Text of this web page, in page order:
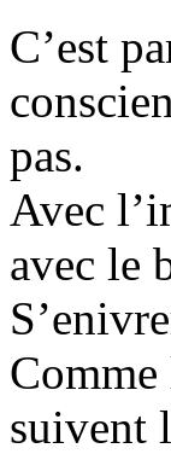
C’est
pas.
Avec
avec le
Comme
suivent